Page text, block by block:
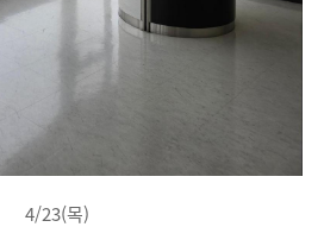
4/23(목)